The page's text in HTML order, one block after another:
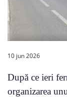
10 jun 2026
După ce ieri
organizarea